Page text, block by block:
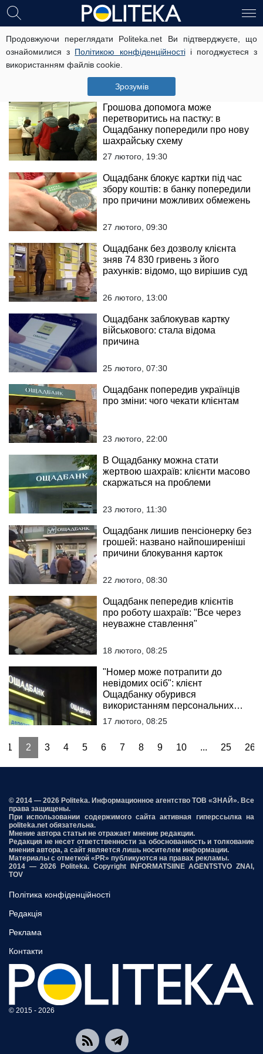
Продовжуючи переглядати Politeka.net Ви підтверджуєте, що
ознайомилися з Політикою конфіденційностіі погоджуєтеся з
використанням файлів cookie.
Зрозумів
Клієнтка "Ощадбанку" вказала на
небезпечне шахрайство:
з'явилась порада, як повернути
вкрадені з картки гроші
1 березня, 10:30
Грошова допомога може
перетворитись на пастку: в
Ощадбанку попередили про нову
шахрайську схему
27 лютого, 19:30
Ощадбанк блокує картки під час
збору коштів: в банку попередили
про причини можливих обмежень
27 лютого, 09:30
Ощадбанк без дозволу клієнта
зняв 74 830 гривень з його
рахунків: відомо, що вирішив суд
26 лютого, 13:00
Ощадбанк заблокував картку
військового: стала відома
причина
25 лютого, 07:30
Ощадбанк попередив українців
про зміни: чого чекати клієнтам
23 лютого, 22:00
В Ощадбанку можна стати
жертвою шахраїв: клієнти масово
скаржаться на проблеми
23 лютого, 11:30
Ощадбанк лишив пенсіонерку без
грошей: названо найпоширеніші
причини блокування карток
22 лютого, 08:30
Ощадбанк пепередив клієнтів
про роботу шахраїв: "Все через
неуважне ставлення"
18 лютого, 08:25
"Номер може потрапити до
невідомих осіб": клієнт
Ощадбанку обурився
використанням персональних
даних
17 лютого, 08:25
1 2 3 4 5 6 7 8 9 10 ... 25 26
© 2014 — 2026 Politeka. Информационное агентство ТОВ «ЗНАЙ». Все
права защищены.
При использовании содержимого сайта активная гиперссылка на
politeka.net обязательна.
Мнение автора статьи не отражает мнение редакции.
Редакция не несет ответственности за обоснованность и толкование
мнения автора, а сайт является лишь носителем информации.
Материалы с отметкой «PR» публикуются на правах рекламы.
2014 — 2026 Politeka. Copyright INFORMATSIINE AGENTSTVO ZNAI,
TOV
Політика конфіденційності
Редакція
Реклама
Контакти
© 2015 - 2026